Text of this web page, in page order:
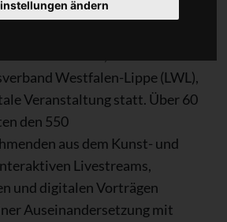
ändern
Westfalen-Lippe (LWL),
Veranstaltung statt. Über 60
den 550
aus dem Kunst- und
Livestreams,
und digitalen Vorträgen
Auseinandersetzung mit